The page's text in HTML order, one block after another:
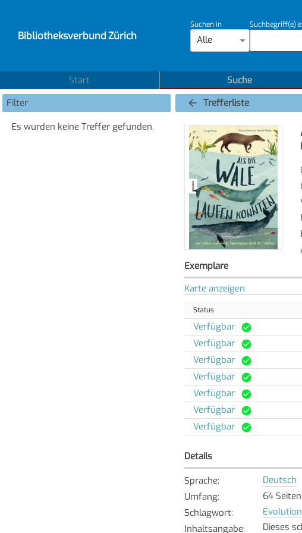
Bibliotheksverbund Zürich
Suchen in
Alle
Suchbegriff(e)
Start Suche
Filter
Es wurden keine Treffer gefunden.
Trefferliste
Exemplare
Karte anzeigen
Status
Verfügbar
Verfügbar
Verfügbar
Verfügbar
Verfügbar
Verfügbar
Verfügbar
Details
Sprache:
Deutsch
Umfang:
64
Schlagwort: Evolution
Inhaltsangabe:
Dieses